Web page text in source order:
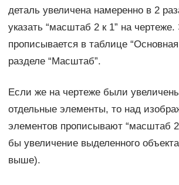
деталь увеличена намеренно в 2
указать “масштаб 2 к 1” на чертеже.
прописывается в таблице
разделе “Масштаб”.
Если же на чертеже были
отдельные элементы, то над
элементов прописывают “масштаб 2
бы увеличение выделенного
выше).